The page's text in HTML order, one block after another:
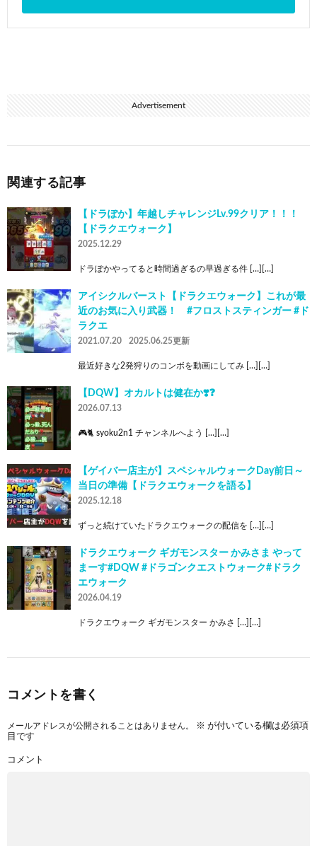
Advertisement
関連する記事
【ドラぽか】年越しチャレンジLv.99クリア！！！
【ドラクエウォーク】
2025.12.29
ドラぽかやってると時間過ぎるの早過ぎる件 […][…]
アイシクルバースト【ドラクエウォーク】これが最
近のお気に入り武器！ #フロストスティンガー #ド
ラクエ
2021.07.20 2025.06.25更新
最近好きな2発狩りのコンボを動画にしてみ […][…]
【DQW】オカルトは健在か❣️❓
2026.07.13
🎮🐈 syoku2n1 チャンネルへよう […][…]
【ゲイバー店主が】スペシャルウォークDay前日～
当日の準備【ドラクエウォークを語る】
2025.12.18
ずっと続けていたドラクエウォークの配信を […][…]
ドラクエウォーク ギガモンスター かみさま やって
まーす#DQW #ドラゴンクエストウォーク#ドラク
エウォーク
2026.04.19
ドラクエウォーク ギガモンスター かみさ […][…]
コメントを書く
メールアドレスが公開されることはありません。 ※ が付いている欄は必須項
目です
コメント